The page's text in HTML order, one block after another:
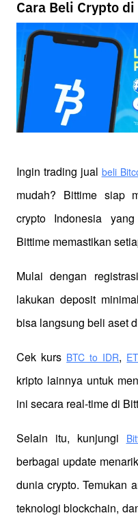
Cara Beli Crypto
Ingin trading jual beli
mudah? Bittime siap
crypto Indonesia
Bittime memastikan
Mulai dengan
lakukan deposit
bisa langsung beli aset
Cek kurs BTC to IDR,
kripto lainnya untuk
ini secara real-time di
Selain itu, kunjungi
berbagai update
dunia crypto. Temukan
teknologi blockchain,